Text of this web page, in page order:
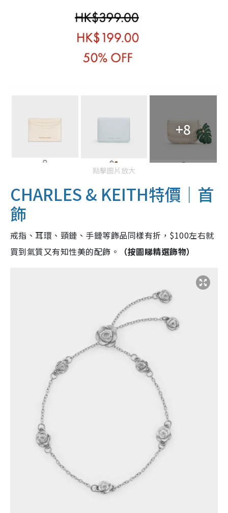
+8
點擊圖片放大
CHARLES & KEITH特價｜ 首
飾
戒指、耳環、頸鏈、手鏈等飾品同樣有折，$100左右就
買到氣質又有知性美的配飾。
（按圖睇精選飾物）